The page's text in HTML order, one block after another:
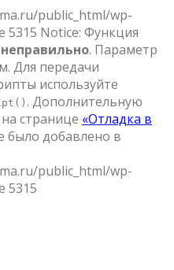
public_html/wp-
5315 Notice: Функция
неправильно. Параметр
Для передачи
используйте
. Дополнительную
странице «Отладка в
было добавлено в
public_html/wp-
5315